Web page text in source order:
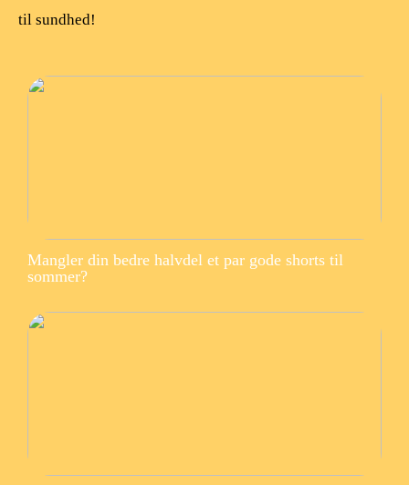
til sundhed!
Mangler din bedre halvdel et par gode shorts til
sommer?